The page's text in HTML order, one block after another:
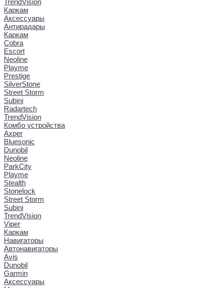
Каркам
Аксессуары
Антирадары
Каркам
Cobra
Escort
Neoline
Playme
Prestige
SilverStone
Street Storm
Subini
Radartech
TrendVision
Комбо устройства
Axper
Bluesonic
Dunobil
Neoline
ParkCity
Playme
Stealth
Stonelock
Street Storm
Subini
TrendVision
Viper
Каркам
Навигаторы
Автонавигаторы
Avis
Dunobil
Garmin
Аксессуары